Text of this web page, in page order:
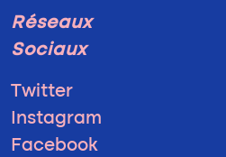
Réseaux
Sociaux
Twitter
Instagram
Facebook